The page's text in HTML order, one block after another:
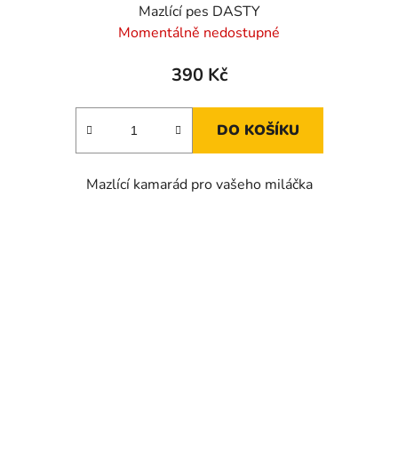
Mazlící pes DASTY
Momentálně nedostupné
390 Kč
DO KOŠÍKU
Mazlící kamarád pro vašeho miláčka